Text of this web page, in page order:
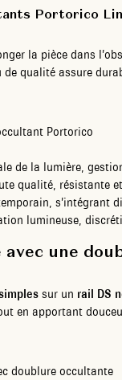
Portorico
la pièce dans
qualité assure
Portorico
de la lumière,
qualité, résistante
s’intégrant
lumineuse,
avec une
sur un rail DS
en apportant
doublure occultante